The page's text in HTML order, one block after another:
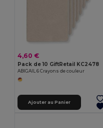
4,60 €
Pack de 10 GiftRetail KC2478
ABIGAIL 6 Crayons de couleur
Ajouter au Panier